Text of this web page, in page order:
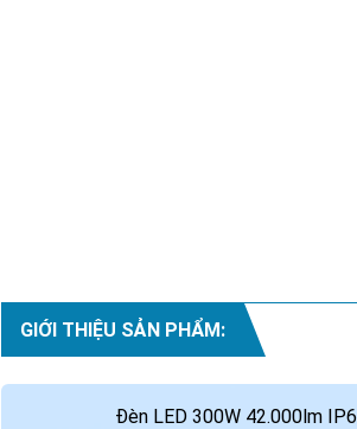
GIỚI THIỆU SẢN PHẨM:
Đèn LED 300W 42.000lm